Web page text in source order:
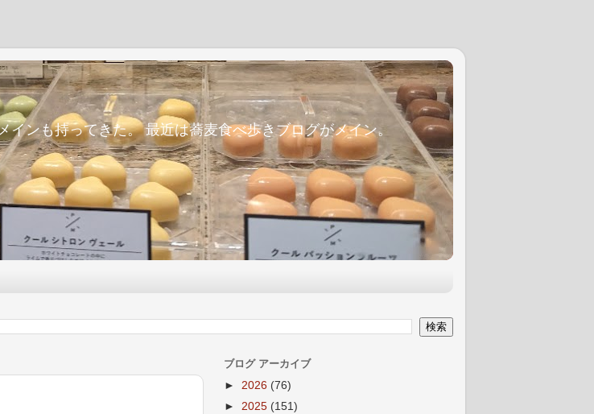
ンも持ってきた。 最近は蕎麦食べ歩きブログがメイン。
ブログ アーカイブ
► 2026 (76)
► 2025 (151)